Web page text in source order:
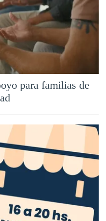
para familias de